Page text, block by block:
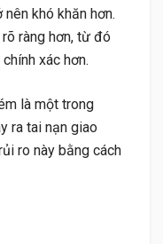
khó khăn hơn.
ràng hơn, từ đó
xác hơn.
là một trong
ra tai nạn giao
ro này bằng cách